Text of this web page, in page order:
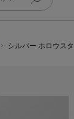
シルバー ホロウス